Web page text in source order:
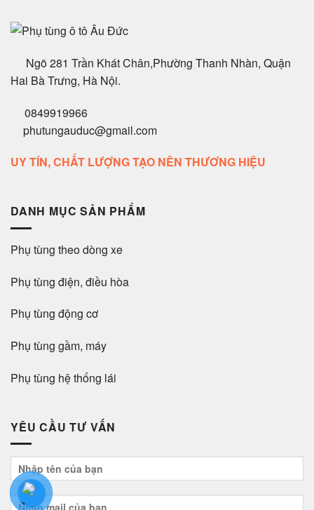
Ngõ 281 Trần Khát Chân,Phường Thanh Nhàn, Quận
Hai Bà Trưng, Hà Nội.
0849919966
phutungauduc@gmail.com
UY TÍN, CHẤT LƯỢNG TẠO NÊN THƯƠNG HIỆU
DANH MỤC SẢN PHẨM
Phụ tùng theo dòng xe
Phụ tùng điện, điều hòa
Phụ tùng động cơ
Phụ tùng gầm, máy
Phụ tùng hệ thống lái
YÊU CẦU TƯ VẤN